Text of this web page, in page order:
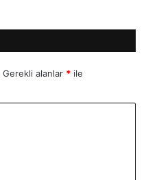
Gerekli alanlar * ile